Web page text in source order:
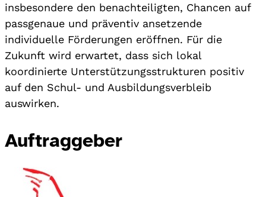
insbesondere den benachteiligten, Chancen auf
passgenaue und präventiv ansetzende
individuelle Förderungen eröffnen. Für die
Zukunft wird erwartet, dass sich lokal
koordinierte Unterstützungsstrukturen positiv
auf den Schul- und Ausbildungsverbleib
auswirken.
Auftraggeber